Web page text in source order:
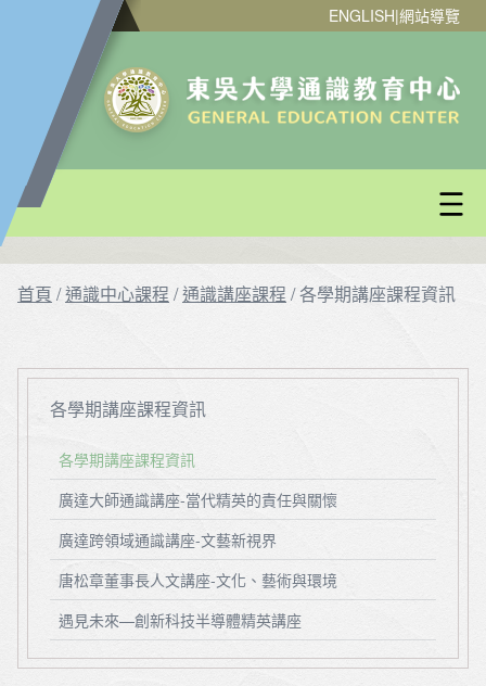
ENGLISH|網站導覽
首頁 /通識中心課程 /通識講座課程 /各學期講座課程資訊
各學期講座課程資訊
各學期講座課程資訊
廣達大師通識講座-當代精英的責任與關懷
廣達跨領域通識講座-文藝新視界
唐松章董事長人文講座-文化、藝術與環境
遇見未來—創新科技半導體精英講座